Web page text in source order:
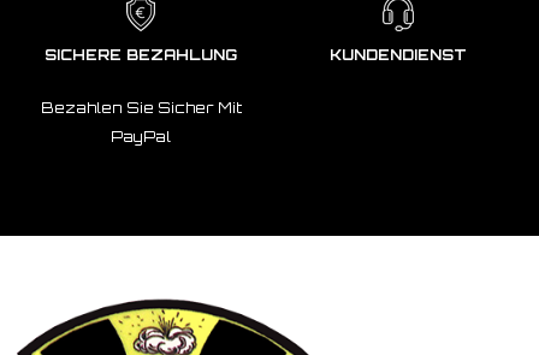
SICHERE BEZAHLUNG
Bezahlen Sie Sicher Mit
PayPal
KUNDENDIENST